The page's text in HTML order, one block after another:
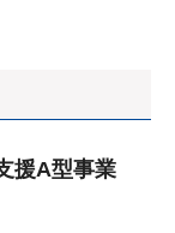
援A型事業